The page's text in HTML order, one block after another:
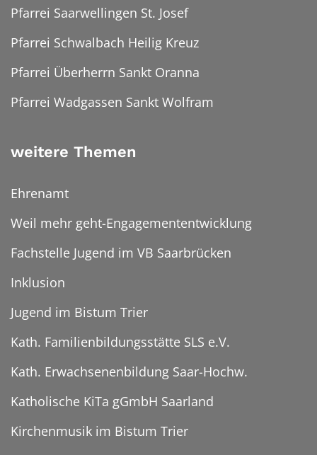
Pfarrei Saarwellingen St. Josef
Pfarrei Schwalbach Heilig Kreuz
Pfarrei Überherrn Sankt Oranna
Pfarrei Wadgassen Sankt Wolfram
weitere Themen
Ehrenamt
Weil mehr geht-Engagemententwicklung
Fachstelle Jugend im VB Saarbrücken
Inklusion
Jugend im Bistum Trier
Kath. Familienbildungsstätte SLS e.V.
Kath. Erwachsenenbildung Saar-Hochw.
Katholische KiTa gGmbH Saarland
Kirchenmusik im Bistum Trier